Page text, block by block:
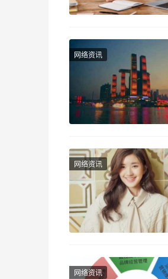
网络资讯
网络资讯
网络资讯